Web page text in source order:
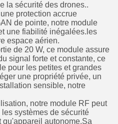
la sécurité des drones..
protection accrue
de pointe, notre module
une fiabilité inégalées.les
espace aérien.
de 20 W, ce module assure
signal forte et constante, ce
pour les petites et grandes
une propriété privée, un
sensible, notre
notre module RF peut
systèmes de sécurité
autonome.Sa